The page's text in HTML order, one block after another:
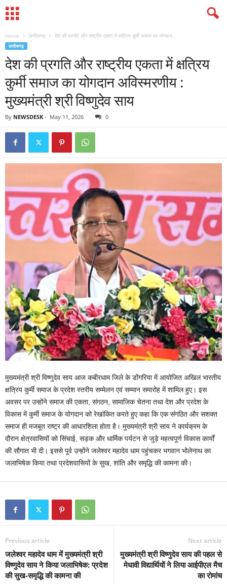
Home छत्तीसगढ़ देश की प्रगति और राष्ट्रीय एकता में क्षत्रिय कुर्मी समाज का योगदान...
छत्तीसगढ़
देश की प्रगति और राष्ट्रीय एकता में क्षत्रिय
कुर्मी समाज का योगदान अविस्मरणीय :
मुख्यमंत्री श्री विष्णुदेव साय
By NEWSDESK - May 11, 2026 0
मुख्यमंत्री श्री विष्णुदेव साय आज कबीरधाम जिले के डोंगरिया में आयोजित अखिल भारतीय
क्षत्रिय कुर्मी समाज के प्रदेश स्तरीय सम्मेलन एवं सम्मान समारोह में शामिल हुए। इस
अवसर पर उन्होंने समाज की एकता, संगठन, सामाजिक चेतना तथा देश और प्रदेश के
विकास में कुर्मी समाज के योगदान को रेखांकित करते हुए कहा कि एक संगठित और सशक्त
समाज ही मजबूत राष्ट्र की आधारशिला होता है। मुख्यमंत्री श्री साय ने कार्यक्रम के
दौरान क्षेत्रवासियों को सिंचाई, सड़क और धार्मिक पर्यटन से जुड़े महत्वपूर्ण विकास कार्यों
की सौगात भी दी। इससे पूर्व उन्होंने जलेश्वर महादेव धाम पहुंचकर भगवान भोलेनाथ का
जलाभिषेक किया तथा प्रदेशवासियों के सुख, शांति और समृद्धि की कामना की।
Previous article
जलेश्वर महादेव धाम में मुख्यमंत्री श्री
विष्णुदेव साय ने किया जलाभिषेक: प्रदेश
की सुख-समृद्धि की कामना की
Next article
मुख्यमंत्री श्री विष्णुदेव साय की पहल से
मेधावी विद्यार्थियों ने लिया आईपीएल मैच
का रोमांच